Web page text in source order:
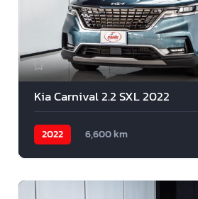
Kia Carnival 2.2 SXL 2022
2022 6,600 km